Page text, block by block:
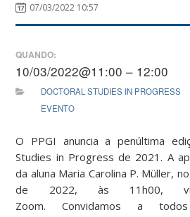
07/03/2022 10:57
QUANDO:
10/03/2022@11:00 – 12:00
DOCTORAL STUDIES IN PROGRESS
EVENTO
O PPGI anuncia a penúltima
Studies in Progress de 2021. A
da aluna Maria Carolina P. Müller,
de 2022, às 11h00, via
Zoom. Convidamos a